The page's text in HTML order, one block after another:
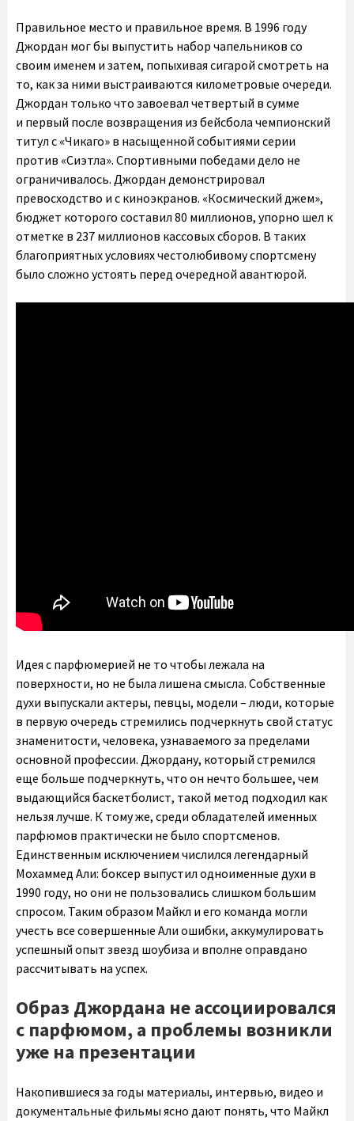
Правильное место и правильное время. В 1996 году
Джордан мог бы выпустить набор чапельников со
своим именем и затем, попыхивая сигарой смотреть на
то, как за ними выстраиваются километровые очереди.
Джордан только что завоевал четвертый в сумме
и первый после возвращения из бейсбола чемпионский
титул с «Чикаго» в насыщенной событиями серии
против «Сиэтла». Спортивными победами дело не
ограничивалось. Джордан демонстрировал
превосходство и с киноэкранов. «Космический джем»,
бюджет которого составил 80 миллионов, упорно шел к
отметке в 237 миллионов кассовых сборов. В таких
благоприятных условиях честолюбивому спортсмену
было сложно устоять перед очередной авантюрой.
Идея с парфюмерией не то чтобы лежала на
поверхности, но не была лишена смысла. Собственные
духи выпускали актеры, певцы, модели – люди, которые
в первую очередь стремились подчеркнуть свой статус
знаменитости, человека, узнаваемого за пределами
основной профессии. Джордану, который стремился
еще больше подчеркнуть, что он нечто большее, чем
выдающийся баскетболист, такой метод подходил как
нельзя лучше. К тому же, среди обладателей именных
парфюмов практически не было спортсменов.
Единственным исключением числился легендарный
Мохаммед Али: боксер выпустил одноименные духи в
1990 году, но они не пользовались слишком большим
спросом. Таким образом Майкл и его команда могли
учесть все совершенные Али ошибки, аккумулировать
успешный опыт звезд шоубиза и вполне оправдано
рассчитывать на успех.
Образ Джордана не ассоциировался
с парфюмом, а проблемы возникли
уже на презентации
Накопившиеся за годы материалы, интервью, видео и
документальные фильмы ясно дают понять, что Майкл